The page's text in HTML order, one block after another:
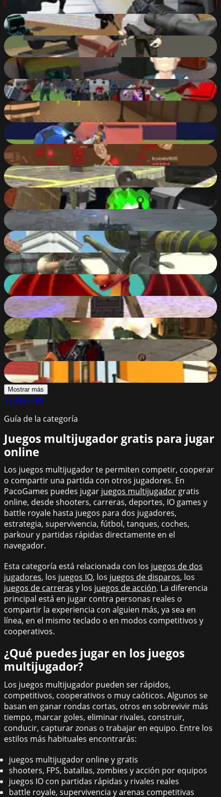
88
Pixel Wars of Hero
88%
Po.Ba ( Polygonal Battlefield )
88%
POLYBLICY
88
Pixel Apocalypse: Infection Begin
88 %
Kogama: Escape From Prison
88%
1v1.LOL
88%
Brutalmania.io
88%
Call of Ops 3
88%
Crazy Pixel Apocalypse 3
88%
Tank Off
88
Counter Craft 3
88%
Wild West Clash
88
%
Dragons.ro
88%
Pixel Gun: Apocalypse
87%
Battle S.W.A.T vs Mercenary
87%
Masked Shooters Assault
87%
Kogama Adopt Children and Form Your Family
87%
Mostrar más
123456789
Guía de la categoría
Juegos multijugador gratis para jugar
online
Los juegos multijugador te permiten competir, cooperar
o compartir una partida con otros jugadores. En
PacoGames puedes jugar juegos multijugadorgratis
online, desde shooters, carreras, deportes, IO games y
battle royale hasta juegos para dos jugadores,
estrategia, supervivencia, fútbol, tanques, coches,
parkour y partidas rápidas directamente en el
navegador.
Esta categoría está relacionada con los juegos de dos
jugadores, los juegos IO, los juegos de disparos, los
juegos de carreras y los juegos de acción. La diferencia
principal está en jugar contra personas reales o
compartir la experiencia con alguien más, ya sea en
línea, en el mismo teclado o en modos competitivos y
cooperativos.
¿Qué puedes jugar en los juegos
multijugador?
Los juegos multijugador pueden ser rápidos,
competitivos, cooperativos o muy caóticos. Algunos se
basan en ganar rondas cortas, otros en sobrevivir más
tiempo, marcar goles, eliminar rivales, construir,
conducir, capturar zonas o trabajar en equipo. Entre los
estilos más habituales encontrarás:
juegos multijugador online y gratis
shooters, FPS, batallas, zombies y acción por equipos
juegos IO con partidas rápidas y rivales reales
battle royale, supervivencia y arenas competitivas